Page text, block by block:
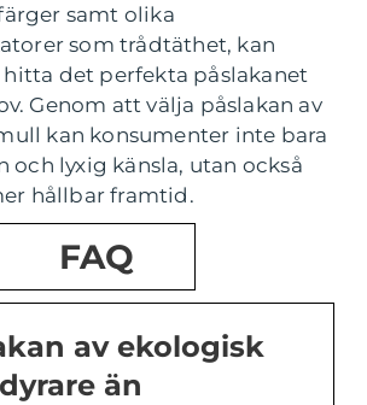
samt olika
som trådtäthet, kan
det perfekta påslakanet
Genom att välja påslakan av
kan konsumenter inte bara
och lyxig känsla, utan också
hållbar framtid.
FAQ
av ekologisk
än